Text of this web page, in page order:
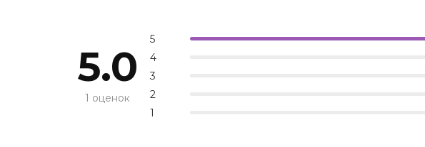
5.0
1 оценок
5
4
3
2
1